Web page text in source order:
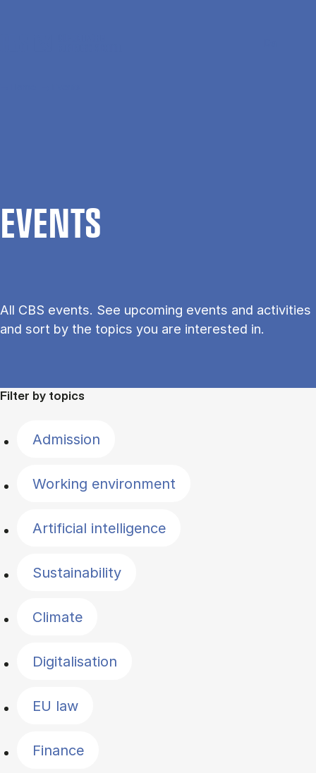
EVENTS
All CBS events. See upcoming events and activities
and sort by the topics you are interested in.
Filter by topics
Admission
Working environment
Artificial intelligence
Sustainability
Climate
Digitalisation
EU law
Finance